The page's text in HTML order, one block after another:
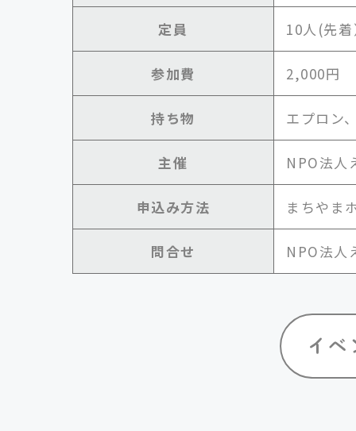
定員 10人(先
参加費 2,000円
持ち物 エプロン
主催 NPO法人
申込み方法 まちやま
問合せ NPO法人